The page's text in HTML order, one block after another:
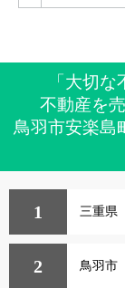
「大切
不動産を
鳥羽市安楽島
1
2